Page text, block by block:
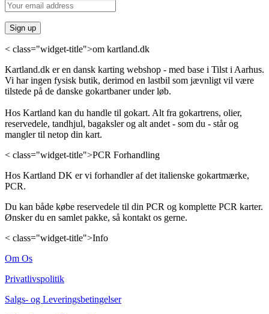
< class="widget-title">om kartland.dk
Kartland.dk er en dansk karting webshop - med base i Tilst i Aarhus.
Vi har ingen fysisk butik, derimod en lastbil som jævnligt vil være
tilstede på de danske gokartbaner under løb.
Hos Kartland kan du handle til gokart. Alt fra gokartrens, olier,
reservedele, tandhjul, bagaksler og alt andet - som du - står og
mangler til netop din kart.
< class="widget-title">PCR Forhandling
Hos Kartland DK er vi forhandler af det italienske gokartmærke,
PCR.
Du kan både købe reservedele til din PCR og komplette PCR karter.
Ønsker du en samlet pakke, så kontakt os gerne.
< class="widget-title">Info
Om Os
Privatlivspolitik
Salgs- og Leveringsbetingelser